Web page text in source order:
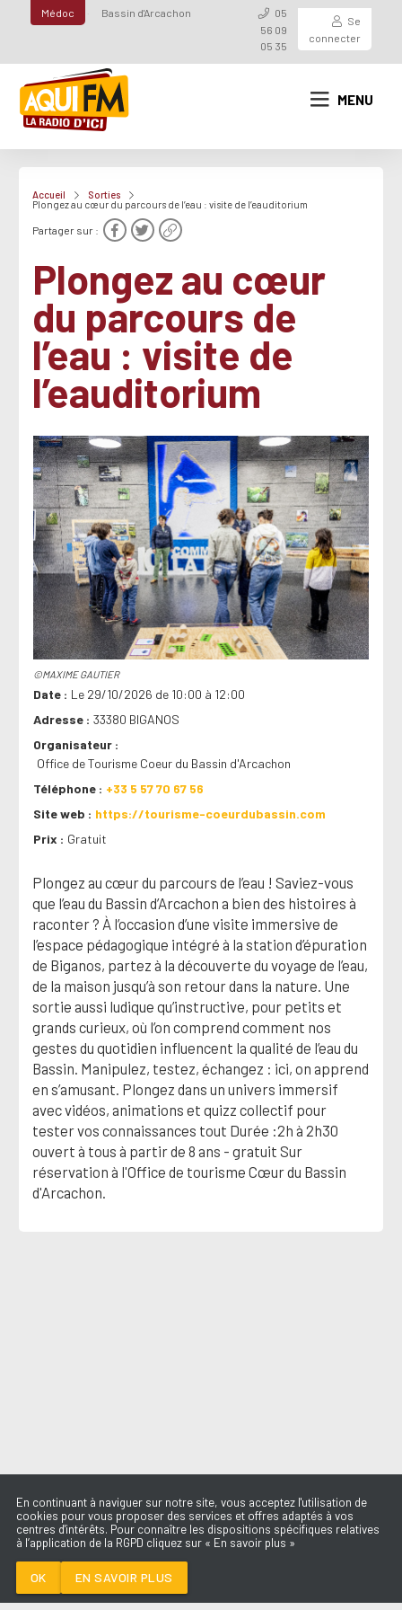
Médoc Bassin d'Arcachon
05
56 09
05 35
Se
connecter
MENU
Accueil
Sorties
Plongez au cœur du parcours de l’eau : visite de l’eauditorium
Partager sur :
Plongez au cœur
du parcours de
l’eau : visite de
l’eauditorium
©MAXIME GAUTIER
Date
Le 29/10/2026 de 10:00 à 12:00
Adresse
33380 BIGANOS
Organisateur
Office de Tourisme Coeur du Bassin d'Arcachon
Téléphone
+33 5 57 70 67 56
Site web
https://tourisme-coeurdubassin.com
Prix
Gratuit
Plongez au cœur du parcours de l’eau ! Saviez-vous
que l’eau du Bassin d’Arcachon a bien des histoires à
raconter ? À l’occasion d’une visite immersive de
l’espace pédagogique intégré à la station d’épuration
de Biganos, partez à la découverte du voyage de l’eau,
de la maison jusqu’à son retour dans la nature. Une
sortie aussi ludique qu’instructive, pour petits et
grands curieux, où l’on comprend comment nos
gestes du quotidien influencent la qualité de l’eau du
Bassin. Manipulez, testez, échangez : ici, on apprend
en s’amusant. Plongez dans un univers immersif
avec vidéos, animations et quizz collectif pour
tester vos connaissances tout Durée :2h à 2h30
ouvert à tous à partir de 8 ans - gratuit Sur
réservation à l'Office de tourisme Cœur du Bassin
d'Arcachon.
En continuant à naviguer sur notre site, vous acceptez l'utilisation de
cookies pour vous proposer des services et offres adaptés à vos
centres d'intérêts. Pour connaître les dispositions spécifiques relatives
à l’application de la RGPD cliquez sur « En savoir plus »
OK EN SAVOIR PLUS